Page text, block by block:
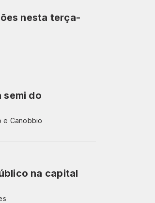
nesta terça-
semi do
e Canobbio
na capital